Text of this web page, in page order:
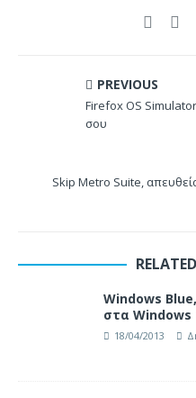
PREVIOUS
Firefox OS
σου
Skip Metro Suite,
Windows
στα Windows
18/04/2013